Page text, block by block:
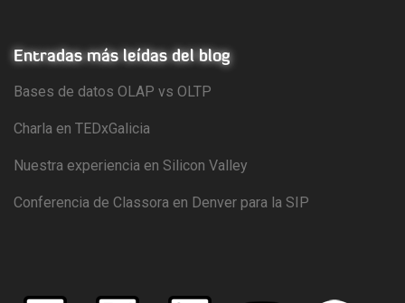
Entradas más leídas del blog
Bases de datos OLAP vs OLTP
Charla en TEDxGalicia
Nuestra experiencia en Silicon Valley
Conferencia de Classora en Denver para la SIP